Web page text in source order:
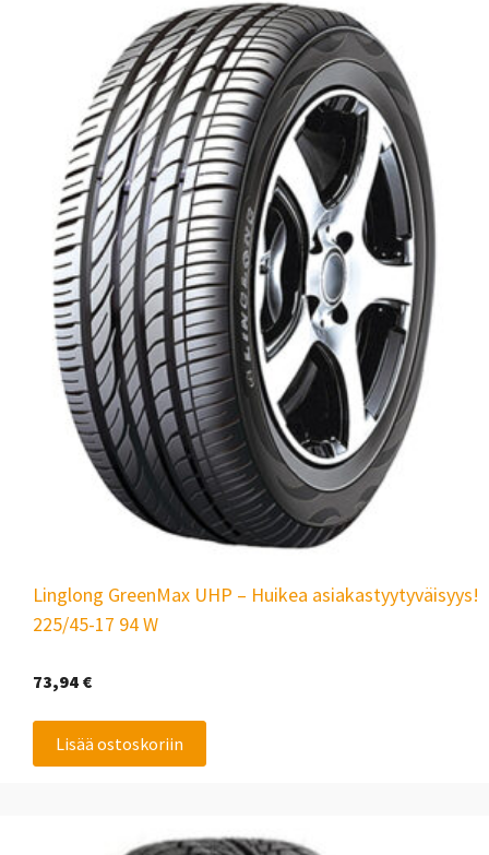
Linglong GreenMax UHP – Huikea asiakastyytyväisyys!
225/45-17 94 W
73,94 €
Lisää ostoskoriin